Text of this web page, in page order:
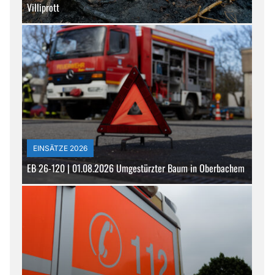
Villiprott
EINSÄTZE 2026
EB 26-120 | 01.08.2026 Umgestürzter Baum in Oberbachem